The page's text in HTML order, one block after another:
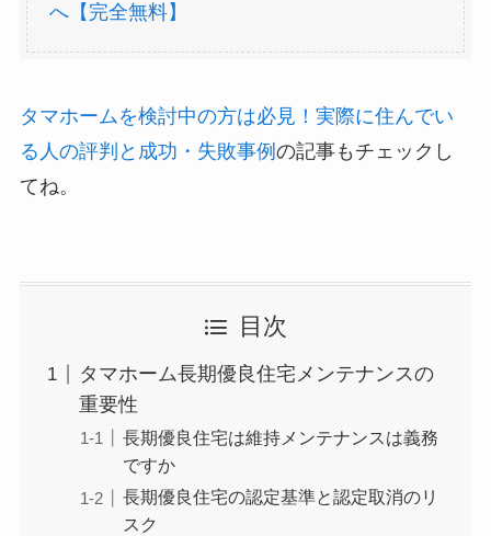
へ【完全無料】
タマホームを検討中の方は必見！実際に住んでい
る人の評判と成功・失敗事例 の記事もチェックし
てね。
目次
タマホーム長期優良住宅メンテナンスの
重要性
長期優良住宅は維持メンテナンスは義務
ですか
長期優良住宅の認定基準と認定取消のリ
スク